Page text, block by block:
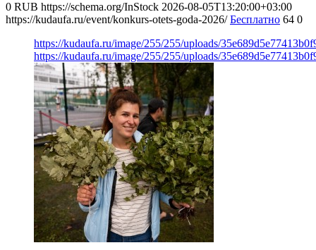
0 RUB https://schema.org/InStock 2026-08-05T13:20:00+03:00
https://kudaufa.ru/event/konkurs-otets-goda-2026/ Бесплатно 64 0
https://kudaufa.ru/image/255/255/uploads/
https://kudaufa.ru/image/255/255/uploads/